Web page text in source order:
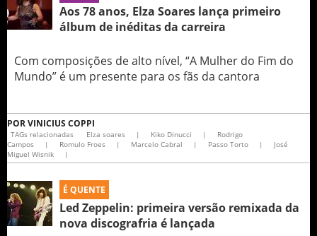
Aos 78 anos, Elza Soares lança primeiro
álbum de inéditas da carreira
Com composições de alto nível, “A Mulher do Fim do
Mundo” é um presente para os fãs da cantora
PORVINICIUS COPPI
TAGs relacionadas Elza soares | Kiko Dinucci |
Rodrigo
Campos
| Romulo Froes | Marcelo Cabral | Passo Torto |
José
Miguel Wisnik
|
É QUENTE
Led Zeppelin: primeira versão remixada da
nova discografria é lançada